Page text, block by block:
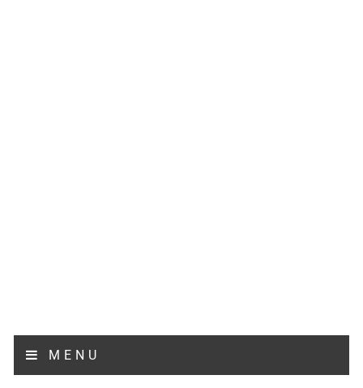
MENU